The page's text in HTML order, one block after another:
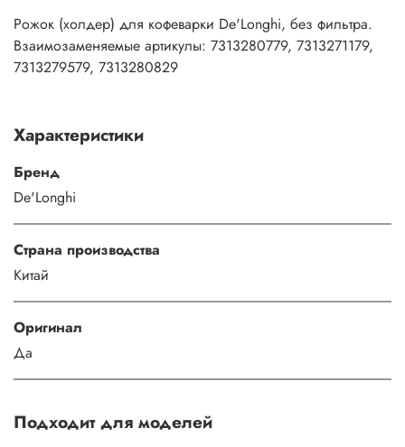
Рожок (холдер) для кофеварки De'Longhi, без фильтра.
Взаимозаменяемые артикулы: 7313280779, 7313271179,
7313279579, 7313280829
Характеристики
Бренд
De'Longhi
Страна производства
Китай
Оригинал
Да
Подходит для моделей